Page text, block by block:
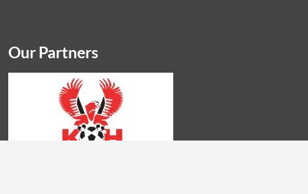
Our Partners